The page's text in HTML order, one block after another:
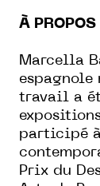
À PROPOS
Marcella
espagnole
travail a
participé
Prix du